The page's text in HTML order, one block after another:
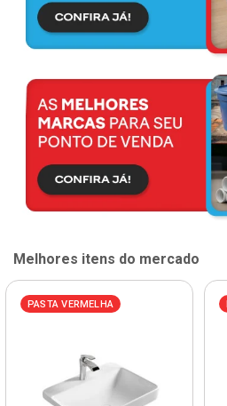
Melhores itens do mercado
PASTA VERMELHA